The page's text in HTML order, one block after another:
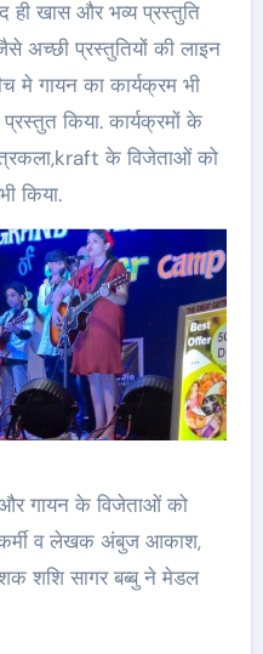
ही खास और भव्य प्रस्तुति
अच्छी प्रस्तुतियों की लाइन
मे गायन का कार्यक्रम भी
किया. कार्यक्रमों के
के विजेताओं को
किया.
गायन के विजेताओं को
व लेखक अंबुज आकाश,
शशि सागर बब्बु ने मेडल